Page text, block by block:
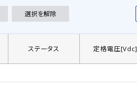
選択を解除
ステータス 定格電圧[Vdc]